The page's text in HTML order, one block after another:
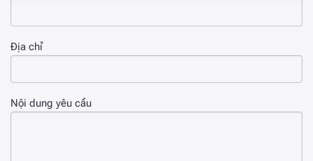
Địa chỉ
Nội dung yêu cầu